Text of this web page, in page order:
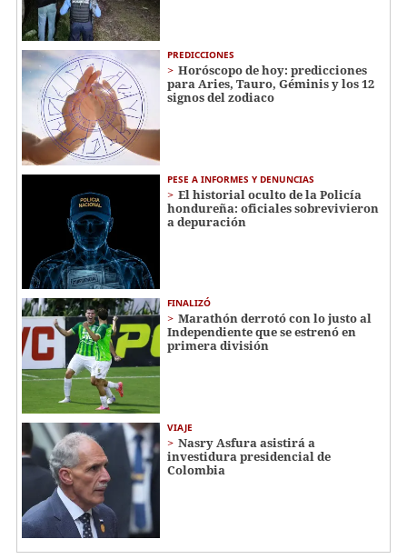
PREDICCIONES
Horóscopo de hoy: predicciones
para Aries, Tauro, Géminis y los 12
signos del zodiaco
PESE A INFORMES Y DENUNCIAS
El historial oculto de la Policía
hondureña: oficiales sobrevivieron
a depuración
FINALIZÓ
Marathón derrotó con lo justo al
Independiente que se estrenó en
primera división
VIAJE
Nasry Asfura asistirá a
investidura presidencial de
Colombia